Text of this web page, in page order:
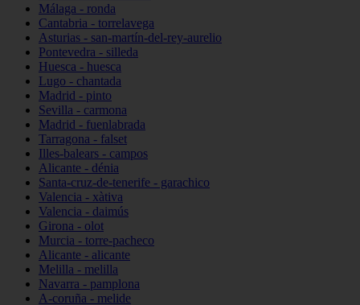
Málaga - ronda
Cantabria - torrelavega
Asturias - san-martín-del-rey-aurelio
Pontevedra - silleda
Huesca - huesca
Lugo - chantada
Madrid - pinto
Sevilla - carmona
Madrid - fuenlabrada
Tarragona - falset
Illes-balears - campos
Alicante - dénia
Santa-cruz-de-tenerife - garachico
Valencia - xàtiva
Valencia - daimús
Girona - olot
Murcia - torre-pacheco
Alicante - alicante
Melilla - melilla
Navarra - pamplona
A-coruña - melide